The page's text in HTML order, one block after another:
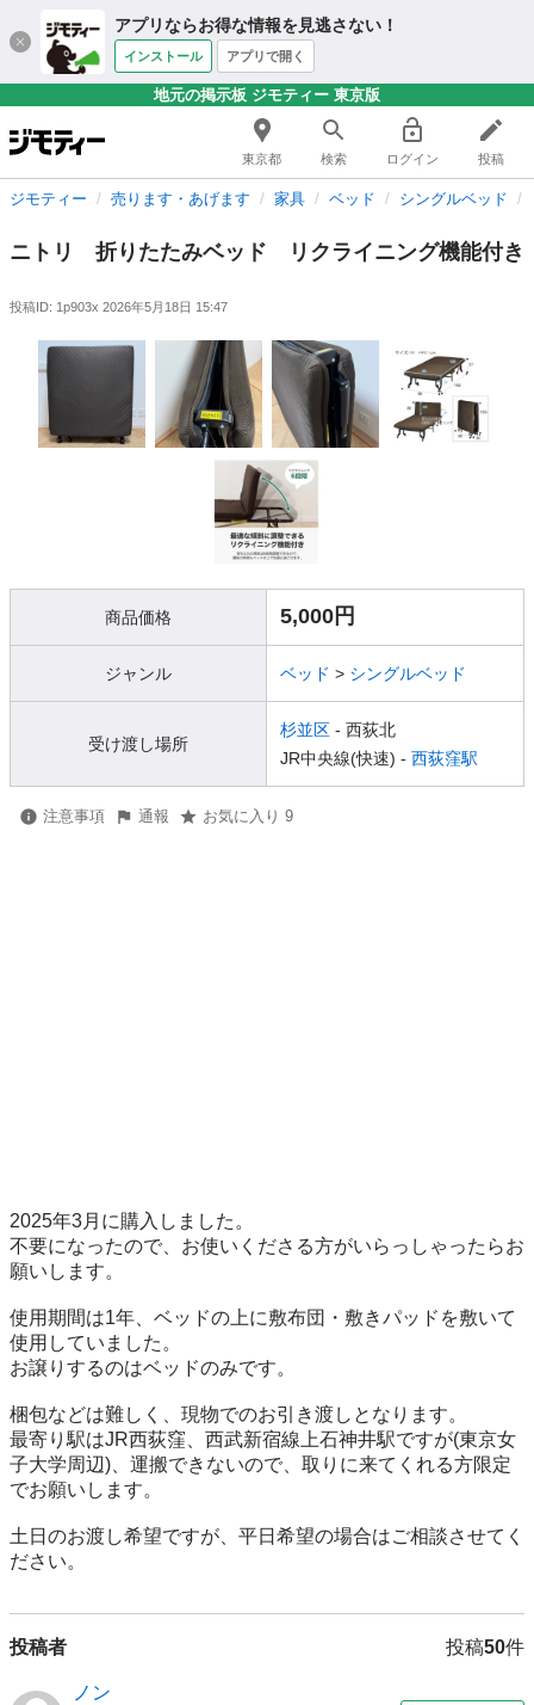
アプリならお得な情報を見逃さない！
インストール アプリで開く
地元の掲示板 ジモティー 東京版
東京都 検索 ログイン 投稿
ジモティー 売ります・あげます 家具 ベッド シングルベッド
ニトリ 折りたたみベッド リクライニング機能付き
投稿ID: 1p903x 2026年5月18日 15:47
商品価格 5,000円
ジャンル ベッド > シングルベッド
受け渡し場所
杉並区 - 西荻北
JR中央線(快速) - 西荻窪駅
注意事項 通報 お気に入り 9
2025年3月に購入しました。
不要になったので、お使いくださる方がいらっしゃったらお
願いします。
使用期間は1年、ベッドの上に敷布団・敷きパッドを敷いて
使用していました。
お譲りするのはベッドのみです。
梱包などは難しく、現物でのお引き渡しとなります。
最寄り駅はJR西荻窪、西武新宿線上石神井駅ですが(東京女
子大学周辺)、運搬できないので、取りに来てくれる方限定
でお願いします。
土日のお渡し希望ですが、平日希望の場合はご相談させてく
ださい。
投稿者 投稿50件
ノン